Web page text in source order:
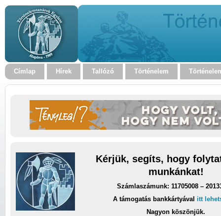
Címlap Hírek Tallózó Történelem
Kérjük, segíts, hogy
munkánkat!
Számlaszámunk: 11705008 –
A támogatás bankkártyával itt
Nagyon köszönjük.